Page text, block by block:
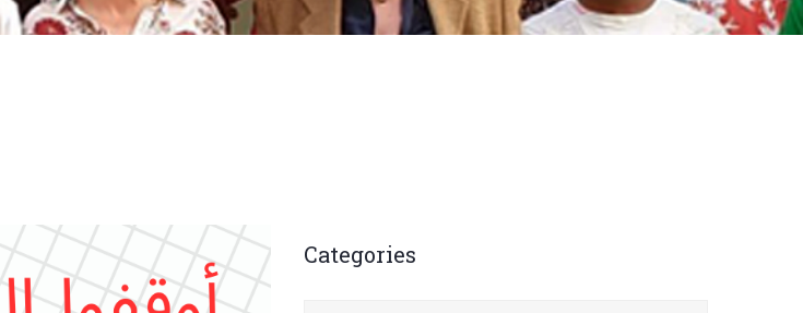
Categories